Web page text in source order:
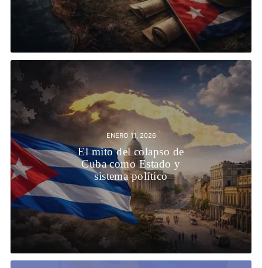
ENERO 11, 2026
El mito del colapso de
Cuba como Estado y
sistema político